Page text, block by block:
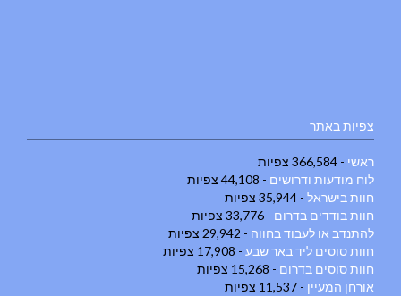
צפיות באתר
ראשי - 366,584 צפיות
לוח מודעות ודרושים - 44,108 צפיות
חוות בישראל - 35,944 צפיות
חוות בודדים בדרום - 33,776 צפיות
להתנדב או לעבוד בחווה - 29,942 צפיות
חוות סוסים ליד באר שבע - 17,908 צפיות
חוות סוסים בדרום - 15,268 צפיות
אורחן המעיין - 11,537 צפיות